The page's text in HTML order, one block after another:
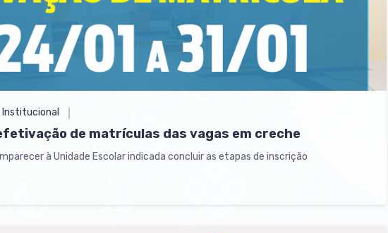
Institucional
de matrículas das vagas em creche
à Unidade Escolar indicada concluir as etapas de inscrição